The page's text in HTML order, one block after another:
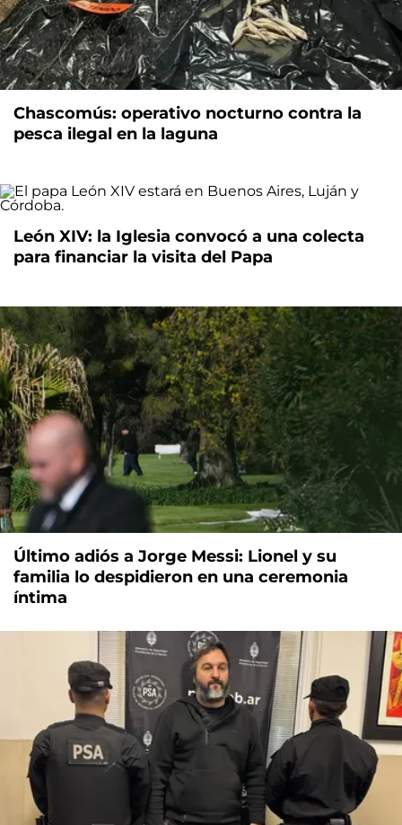
Chascomús: operativo nocturno contra la
pesca ilegal en la laguna
León XIV: la Iglesia convocó a una colecta
para financiar la visita del Papa
Último adiós a Jorge Messi: Lionel y su
familia lo despidieron en una ceremonia
íntima